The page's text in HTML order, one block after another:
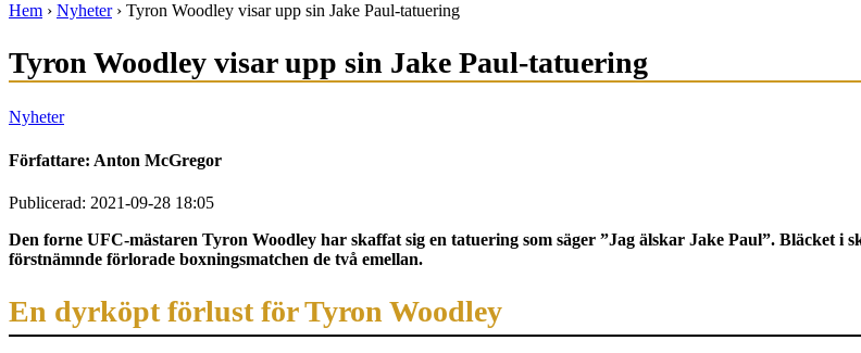
Hem › Nyheter› Tyron Woodley visar upp sin Jake Paul-tatuering
Tyron Woodley visar upp sin Jake Paul-tatuering
Nyheter
Författare: Anton McGregor
Publicerad: 2021-09-28 18:05
Den forne UFC-mästaren Tyron Woodley har skaffat sig en tatuering som säger ”Jag älskar Jake Paul”. Bläcket i
förstnämnde förlorade boxningsmatchen de två emellan.
En dyrköpt förlust för Tyron Woodley